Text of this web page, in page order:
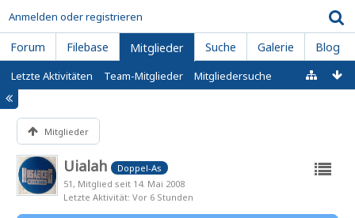
Anmelden oder registrieren
Forum Filebase Mitglieder Suche Galerie Blog
Letzte Aktivitäten Team-Mitglieder Mitgliedersuche
Mitglieder
Uialah
Doppel-As
51 Mitglied seit 14. Mai 2008
Letzte Aktivität Vor 6 Stunden